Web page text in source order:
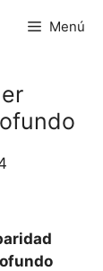
Menú